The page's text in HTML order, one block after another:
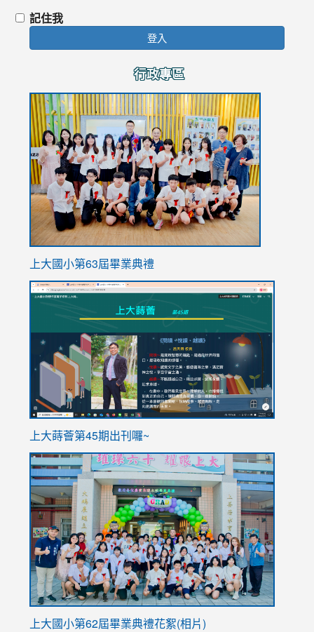
記住我
登入
行政專區
上大國小第63屆畢業典禮
link
https://sites.google.com/stes.tyc.edu.tw/
ink
https://sites.google.com/stes.tyc.edu.tw/
上大蒔薈第45期出刊囉~
上大國小第62屆畢業典禮花絮(相片)